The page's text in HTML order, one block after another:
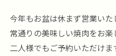
今年もお盆は休まず営業い
常通りの美味しい焼肉をお
二人様でもご予約いただけ